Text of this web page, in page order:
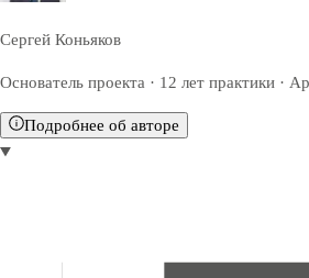
Сергей Коньяков
Основатель проекта · 12 лет практики ·
Подробнее об авторе